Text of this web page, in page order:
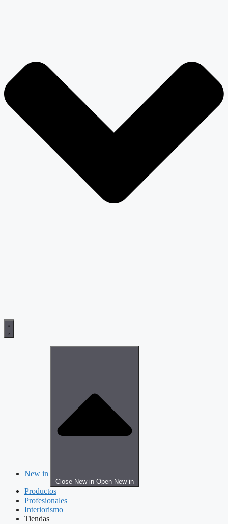
New in
Close New in Open New in
Productos
Profesionales
Interiorismo
Tiendas